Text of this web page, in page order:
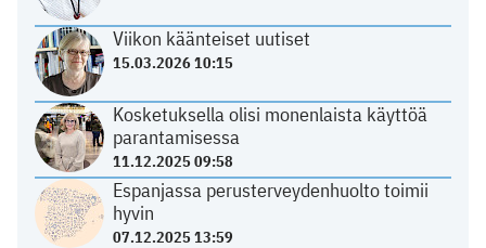
Viikon käänteiset uutiset
15.03.2026 10:15
Kosketuksella olisi monenlaista käyttöä
parantamisessa
11.12.2025 09:58
Espanjassa perusterveydenhuolto toimii
hyvin
07.12.2025 13:59